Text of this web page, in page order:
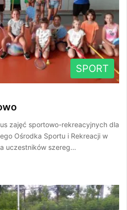
SPORT
zajęć sportowo-rekreacyjnych dla
Ośrodka Sportu i Rekreacji w
uczestników szereg…